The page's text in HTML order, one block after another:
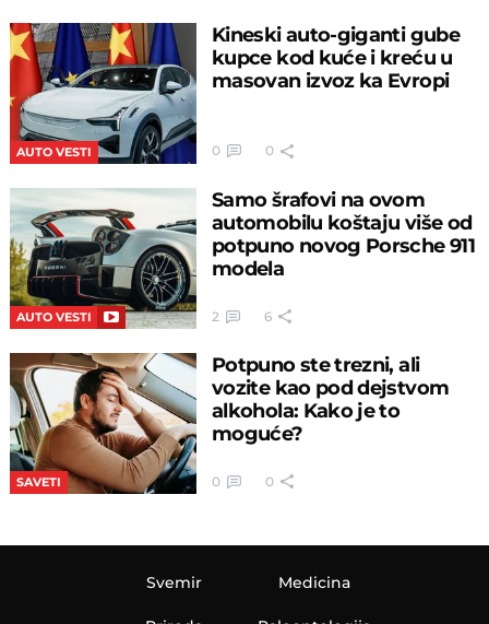
AUTO VESTI
Kineski auto-giganti gube
kupce kod kuće i kreću u
masovan izvoz ka Evropi
0 0
AUTO VESTI
Samo šrafovi na ovom
automobilu koštaju više od
potpuno novog Porsche 911
modela
2 6
SAVETI
Potpuno ste trezni, ali
vozite kao pod dejstvom
alkohola: Kako je to
moguće?
0 0
Svemir Medicina